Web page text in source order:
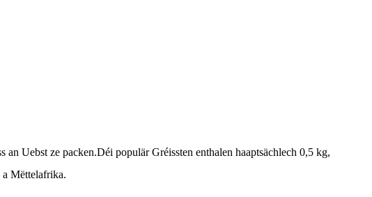
Uebst ze packen.Déi populär Gréissten enthalen haaptsächlech 0,5 kg,
Mëttelafrika.